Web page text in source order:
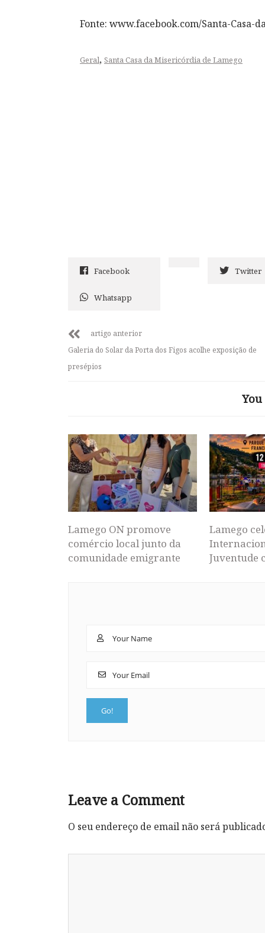
Fonte: www.facebook.com/Santa-Casa-
Geral, Santa Casa da Misericórdia de Lamego
Facebook Twitter
Whatsapp
artigo anterior
Galeria do Solar da Porta dos Figos acolhe exposição de
presépios
Lamego ON promove
comércio local junto da
comunidade emigrante
Lamego
Juventude
Leave a Comment
O seu endereço de email não será